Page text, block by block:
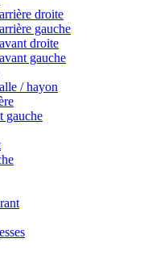
droite
gauche
droite
gauche
/ hayon
gauche